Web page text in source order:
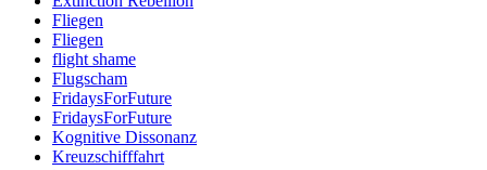
Fliegen
Fliegen
flight shame
Flugscham
FridaysForFuture
FridaysForFuture
Kognitive Dissonanz
Kreuzschifffahrt